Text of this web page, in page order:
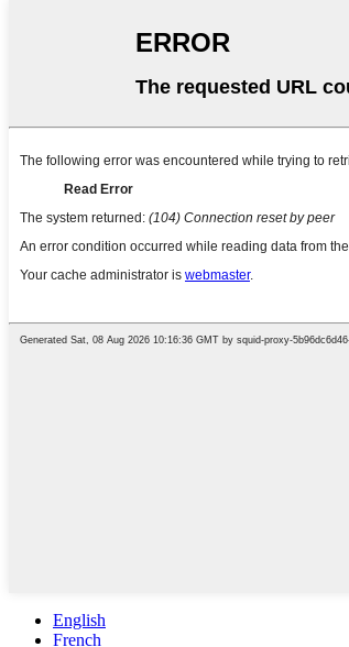
English
French